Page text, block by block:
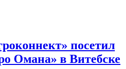
посетил
Омана» в Витебске